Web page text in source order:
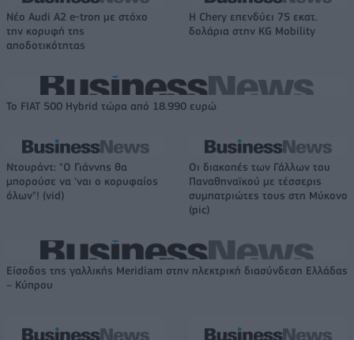
Νέο Audi A2 e-tron με στόχο
την κορυφή της
αποδοτικότητας
Η Chery επενδύει 75 εκατ.
δολάρια στην KG Mobility
Το FIAT 500 Hybrid τώρα από 18.990 ευρώ
Ντουράντ: "Ο Γιάννης θα
μπορούσε να 'ναι ο κορυφαίος
όλων"! (vid)
Οι διακοπές των Γάλλων του
Παναθηναϊκού με τέσσερις
συμπατριώτες τους στη Μύκονο
(pic)
Είσοδος της γαλλικής Meridiam στην ηλεκτρική διασύνδεση Ελλάδας
– Κύπρου